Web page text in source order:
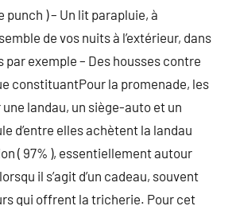
punch ) – Un lit parapluie, à
de vos nuits à l’extérieur, dans
exemple – Des housses contre
constituantPour la promenade, les
landau, un siège-auto et un
d’entre elles achètent la landau
( 97% ), essentiellement autour
il s’agit d’un cadeau, souvent
qui offrent la tricherie. Pour cet